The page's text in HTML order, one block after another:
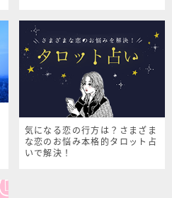
気になる恋の行方は？さまざま
な恋のお悩み本格的タロット占
いで解決！